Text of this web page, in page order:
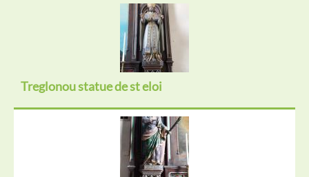
Treglonou statue de st eloi